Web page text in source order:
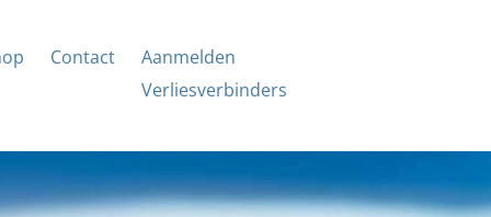
Contact
Aanmelden
Verliesverbinders